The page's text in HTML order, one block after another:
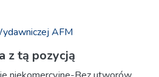
AFM
z tą pozycją